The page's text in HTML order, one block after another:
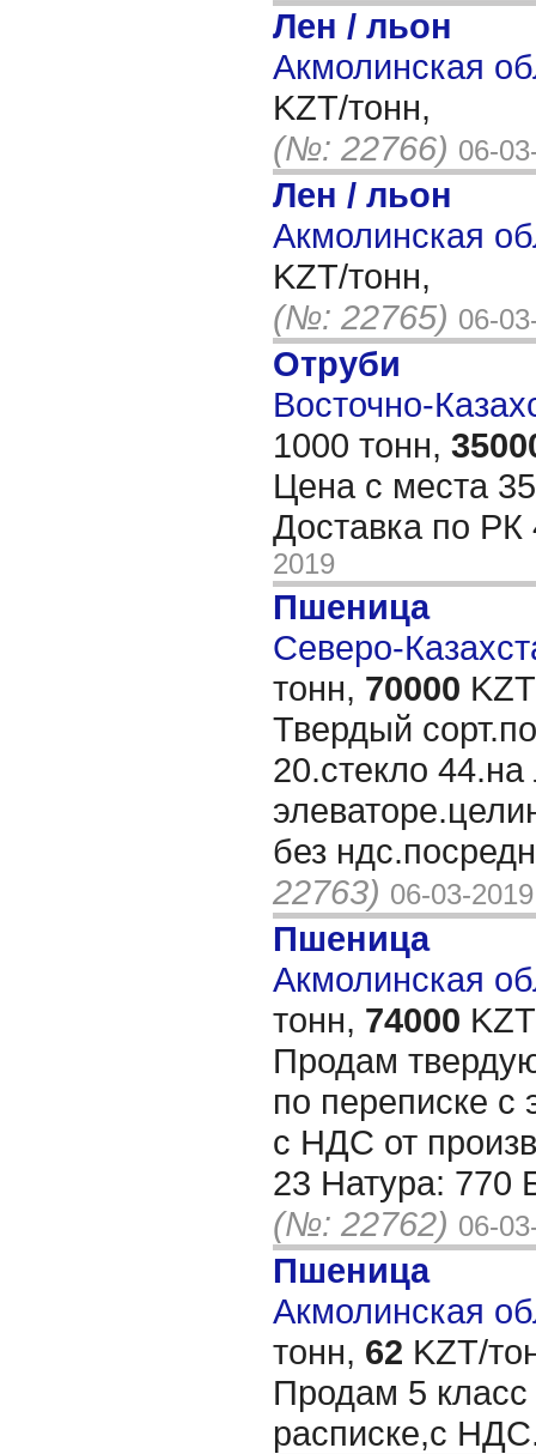
Лен / льон
Акмолинская
KZT/тонн,
(№: 22766) 06-
Лен / льон
Акмолинская
KZT/тонн,
(№: 22765) 06-
Отруби
Восточно-
1000 тонн,
Цена с места
Доставка по РК
2019
Пшеница
Северо-
тонн, 70000
Твердый
20.стекло
без
22763) 06-03-2019
Пшеница
Акмолинская
тонн, 74000
Продам
по переписке с
с НДС от
23 Натура: 770
(№: 22762) 06-
Пшеница
Акмолинская
тонн, 62 KZT/
Продам 5 класс
расписке,с